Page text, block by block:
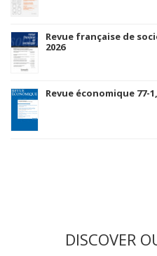
Revue française de
2026
Revue économique 77-
DISCOVER